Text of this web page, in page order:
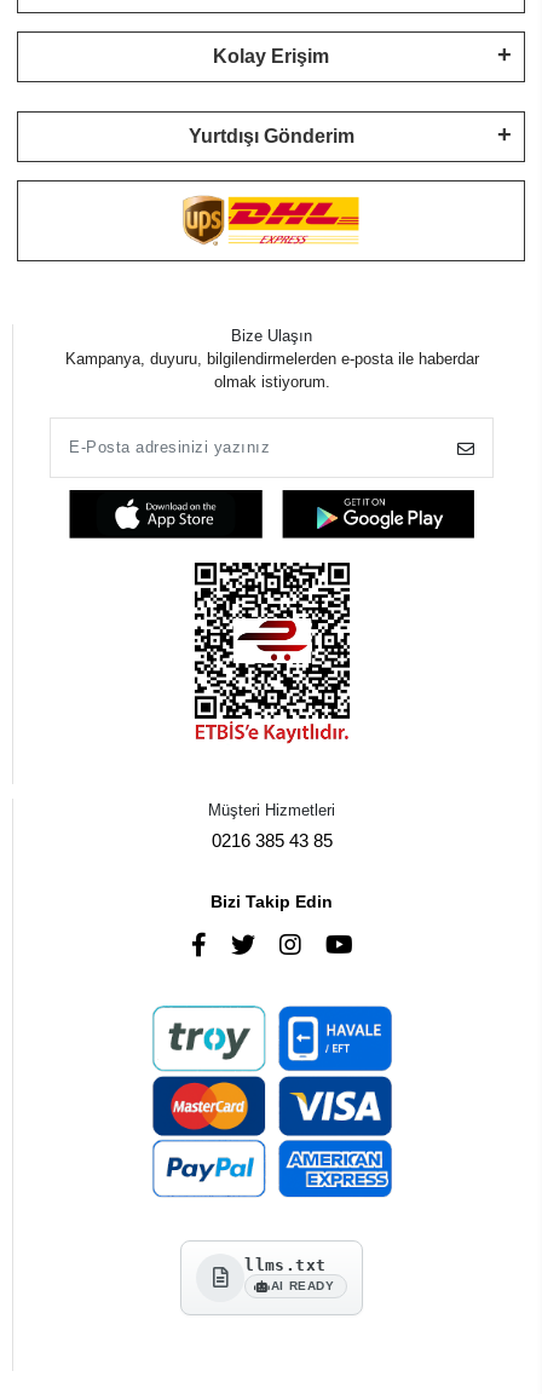
Kolay Erişim
Yurtdışı Gönderim
Bize Ulaşın
Kampanya, duyuru, bilgilendirmelerden e-posta ile haberdar
olmak istiyorum.
Müşteri Hizmetleri
0216 385 43 85
Bizi Takip Edin
llms.txt
AI READY